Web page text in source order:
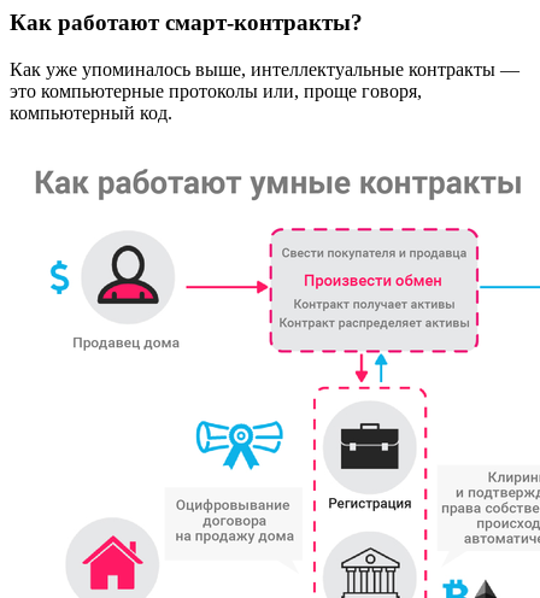
Как работают смарт-контракты?
Как уже упоминалось выше, интеллектуальные контракты —
это компьютерные протоколы или, проще говоря,
компьютерный код.